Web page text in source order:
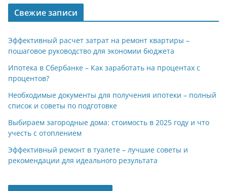
Свежие записи
Эффективный расчет затрат на ремонт квартиры –
пошаговое руководство для экономии бюджета
Ипотека в Сбербанке – Как заработать на процентах с
процентов?
Необходимые документы для получения ипотеки – полный
список и советы по подготовке
Выбираем загородные дома: стоимость в 2025 году и что
учесть с отоплением
Эффективный ремонт в туалете – лучшие советы и
рекомендации для идеального результата